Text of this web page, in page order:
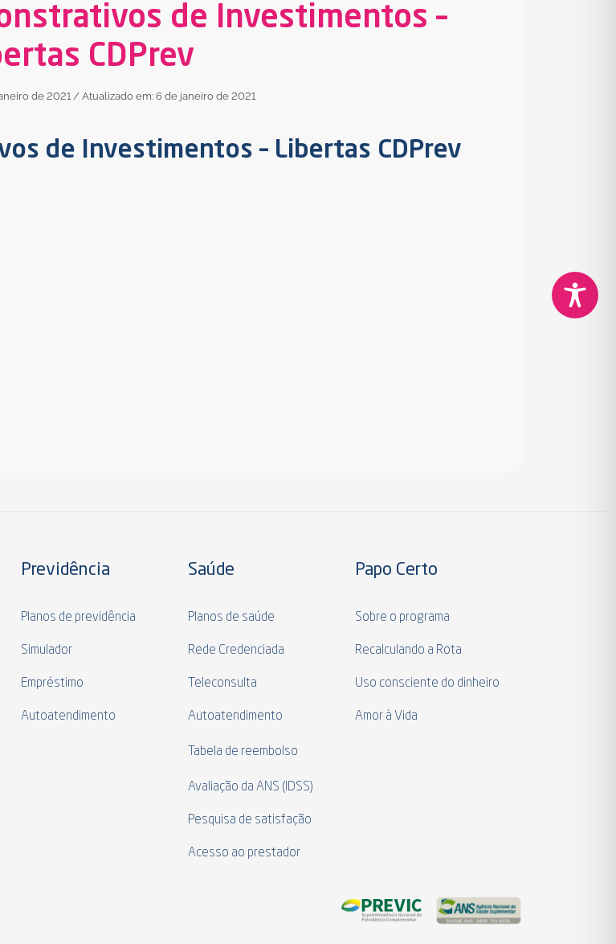
de Investimentos –
CDPrev
de 2021 / Atualizado em: 6 de janeiro de 2021
de Investimentos – Libertas CDPrev
Previdência
Planos de previdência
Simulador
Empréstimo
Autoatendimento
Saúde
Planos de saúde
Rede Credenciada
Teleconsulta
Autoatendimento
Tabela de reembolso
Avaliação da ANS (IDSS)
Pesquisa de satisfação
Acesso ao prestador
Papo Certo
Sobre o programa
Recalculando a Rota
Uso consciente do dinheiro
Amor à Vida